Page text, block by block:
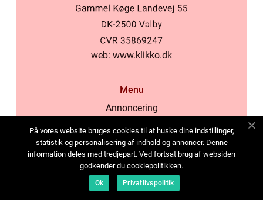
web: www.klikko.dk
Menu
Annoncering
Cookies
Kontakt os
Sitemap
På vores website bruges cookies til at huske dine indstillinger,
statistik og personalisering af indhold og annoncer. Denne
information deles med tredjepart. Ved fortsat brug af websiden
godkender du cookiepolitikken.
Ok Privatlivspolitik